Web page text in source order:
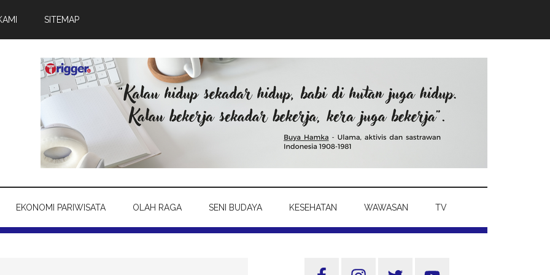
SITEMAP
EKONOMI PARIWISATA OLAH RAGA SENI BUDAYA KESEHATAN WAWASAN TV
Sidebar